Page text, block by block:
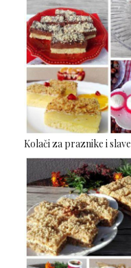
Kolači za praznike i slave